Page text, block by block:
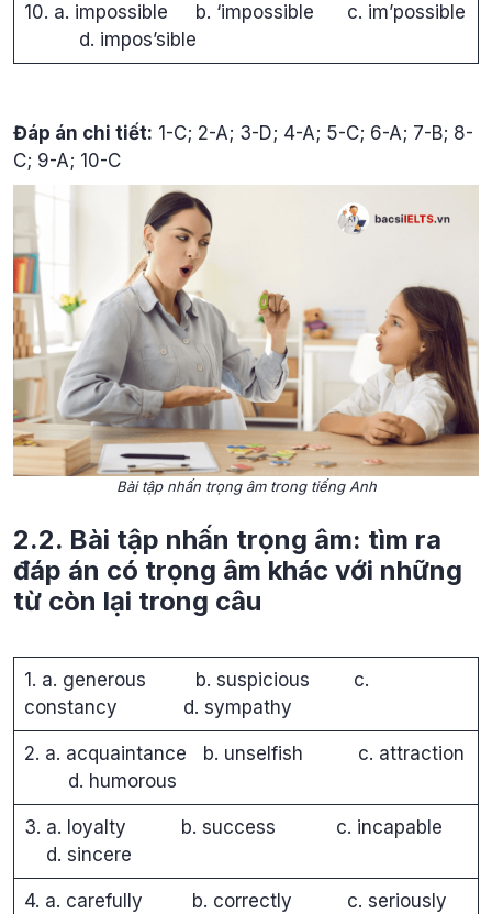
10. a. impossible b. ‘impossible c. im’possible
d. impos’sible
Đáp án chi tiết: 1-C; 2-A; 3-D; 4-A; 5-C; 6-A; 7-B; 8-
C; 9-A; 10-C
Bài tập nhấn trọng âm trong tiếng Anh
2.2. Bài tập nhấn trọng âm: tìm ra
đáp án có trọng âm khác với những
từ còn lại trong câu
1. a. generous b. suspicious c.
constancy d. sympathy
2. a. acquaintance b. unselfish c. attraction
d. humorous
3. a. loyalty b. success c. incapable
d. sincere
4. a. carefully b. correctly c. seriously